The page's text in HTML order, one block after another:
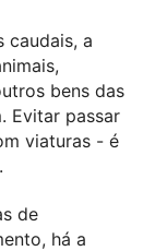
caudais, a
bens das
Evitar passar
viaturas - é
de
há a